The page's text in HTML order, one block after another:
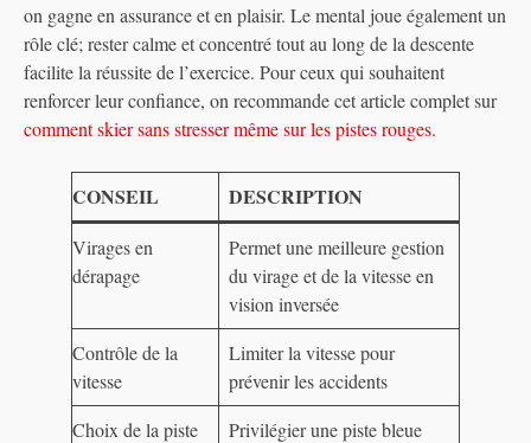
on gagne en assurance et en plaisir. Le mental joue également un
rôle clé; rester calme et concentré tout au long de la descente
facilite la réussite de l’exercice. Pour ceux qui souhaitent
renforcer leur confiance, on recommande cet article complet sur
comment skier sans stresser même sur les pistes rouges.
CONSEIL DESCRIPTION
Virages en
dérapage
Permet une meilleure gestion
du virage et de la vitesse en
vision inversée
Contrôle de la
vitesse
Limiter la vitesse pour
prévenir les accidents
Choix de la piste
Privilégier une piste bleue